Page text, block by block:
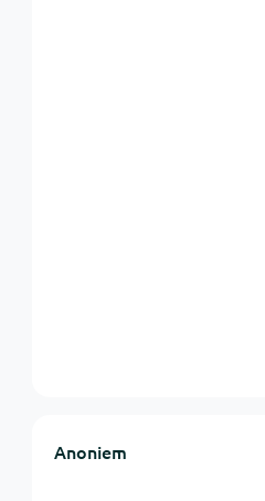
Anoniem